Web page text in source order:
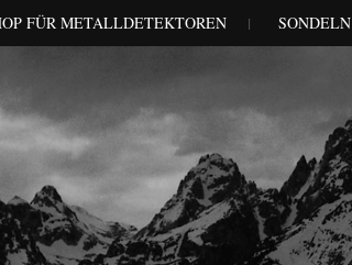
FÜR METALLDETEKTOREN SONDELN